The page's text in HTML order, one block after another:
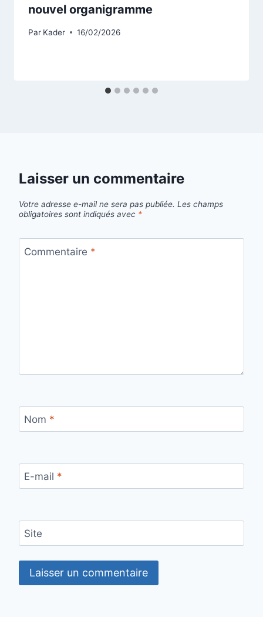
nouvel organigramme
Par Kader 16/02/2026
Laisser un commentaire
Votre adresse e-mail ne sera pas publiée. Les champs
obligatoires sont indiqués avec *
Commentaire *
Nom *
E-mail *
Site